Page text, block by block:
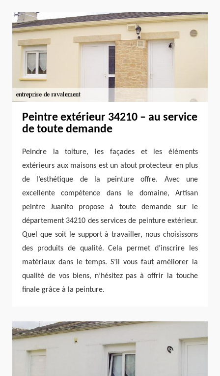
Peintre extérieur 34210 – au service
de toute demande
Peindre la toiture, les façades et les éléments
extérieurs aux maisons est un atout protecteur en plus
de l’esthétique de la peinture offre. Avec une
excellente compétence dans le domaine, Artisan
peintre Juanito propose à toute demande sur le
département 34210 des services de peinture extérieur.
Quel que soit le support à travailler, nous choisissons
des produits de qualité. Cela permet d’inscrire les
matériaux dans le temps. S’il vous faut améliorer la
qualité de vos biens, n’hésitez pas à offrir la touche
finale grâce à la peinture.